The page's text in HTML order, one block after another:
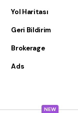
NEW
Yol Haritası
Geri Bildirim
Brokerage
Ads